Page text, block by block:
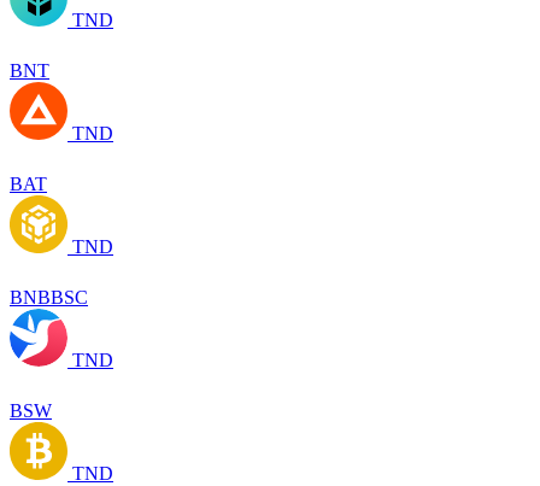
TND
BNT
TND
BAT
TND
BNBBSC
TND
BSW
TND